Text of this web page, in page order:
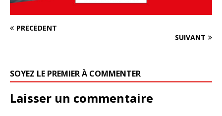
PRÉCÉDENT
SUIVANT
SOYEZ LE PREMIER À COMMENTER
Laisser un commentaire